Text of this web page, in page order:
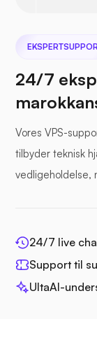
24/7
Vores VPS-
tilbyder teknisk
vedligeholdelse,
24/7 live
Support til
UltaAI-